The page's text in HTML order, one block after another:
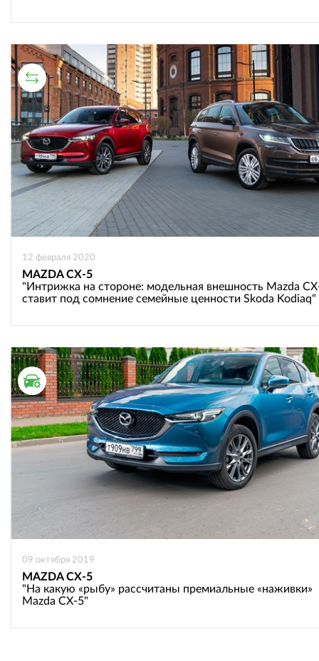
СРАВНИТЕЛЬНЫЙ ТЕСТ
12 февраля 2020
MAZDA CX-5
"Интрижка на стороне: модельная внешность Mazda
ставит под сомнение семейные ценности Skoda Kodiaq"
ТЕСТ ДРАЙВ
09 октября 2019
MAZDA CX-5
"На какую «рыбу» рассчитаны премиальные «наживки»
Mazda CX-5"